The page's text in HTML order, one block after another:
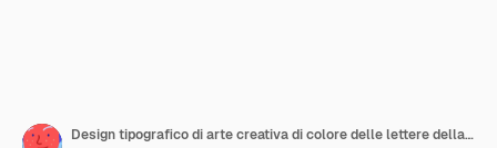
Design tipografico di arte creativa di colore delle lettere della bandiera americana fatte a mano